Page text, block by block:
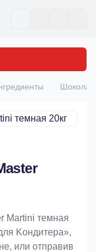
Martini темная
Koндитeрa»,
или отправив